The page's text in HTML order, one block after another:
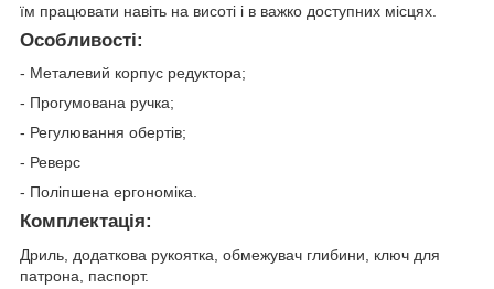
їм працювати навіть на висоті і в важко доступних місцях.
Особливості:
- Металевий корпус редуктора;
- Прогумована ручка;
- Регулювання обертів;
- Реверс
- Поліпшена ергономіка.
Комплектація:
Дриль, додаткова рукоятка, обмежувач глибини, ключ для
патрона, паспорт.